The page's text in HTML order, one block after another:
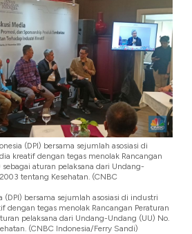
(DPI) bersama sejumlah asosiasi di
kreatif dengan tegas menolak Rancangan
sebagai aturan pelaksana dari Undang-
tentang Kesehatan. (CNBC
(DPI) bersama sejumlah asosiasi di industri
dengan tegas menolak Rancangan Peraturan
pelaksana dari Undang-Undang (UU) No.
(CNBC Indonesia/Ferry Sandi)